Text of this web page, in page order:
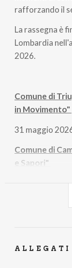
rafforzando il
La rassegna è
Lombardia
2026.
Comune di
in Movimento"
31 maggio
Comune di
e Sapori"
dal 31 maggio
ALLEGATI